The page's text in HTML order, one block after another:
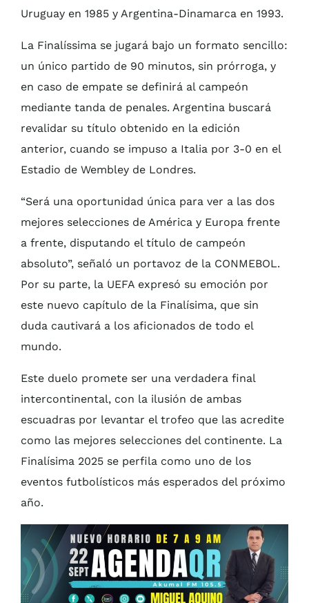
Uruguay en 1985 y Argentina-Dinamarca en 1993.
La Finalíssima se jugará bajo un formato sencillo:
un único partido de 90 minutos, sin prórroga, y
en caso de empate se definirá al campeón
mediante tanda de penales. Argentina buscará
revalidar su título obtenido en la edición
anterior, cuando se impuso a Italia por 3-0 en el
Estadio de Wembley de Londres.
“Será una oportunidad única para ver a las dos
mejores selecciones de América y Europa frente
a frente, disputando el título de campeón
absoluto”, señaló un portavoz de la CONMEBOL.
Por su parte, la UEFA expresó su emoción por
este nuevo capítulo de la Finalísima, que sin
duda cautivará a los aficionados de todo el
mundo.
Este duelo promete ser una verdadera final
intercontinental, con la ilusión de ambas
escuadras por levantar el trofeo que las acredite
como las mejores selecciones del continente. La
Finalísima 2025 se perfila como uno de los
eventos futbolísticos más esperados del próximo
año.